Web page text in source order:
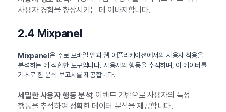
사용자 경험을 향상시키는 데 이바지합니다.
2.4 Mixpanel
Mixpanel은 주로 모바일 앱과 웹 애플리케이션에서의 사용자 착용을
분석하는 데 적합한 도구입니다. 사용자의 행동을 추적하며, 이 데이터를
기초로 한 분석 보고서를 제공합니다.
세밀한 사용자 행동 분석: 이벤트 기반으로 사용자의 특정
행동을 추적하여 정확한 데이터 분석을 제공합니다.